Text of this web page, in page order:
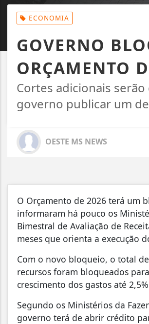
ECONOMIA
GOVERNO
ORÇAMENTO
Cortes adicionais
governo publicar um
OESTE MS NEWS
O Orçamento de 2026 terá um
informaram há pouco os
Bimestral de Avaliação de
meses que orienta a execução
Com o novo bloqueio, o total
recursos foram bloqueados
crescimento dos gastos até
Segundo os Ministérios da
governo terá de abrir crédito